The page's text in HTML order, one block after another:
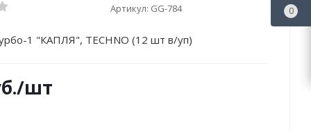
Артикул: GG-784
1 "КАПЛЯ", TECHNO (12 шт в/уп)
/шт
0